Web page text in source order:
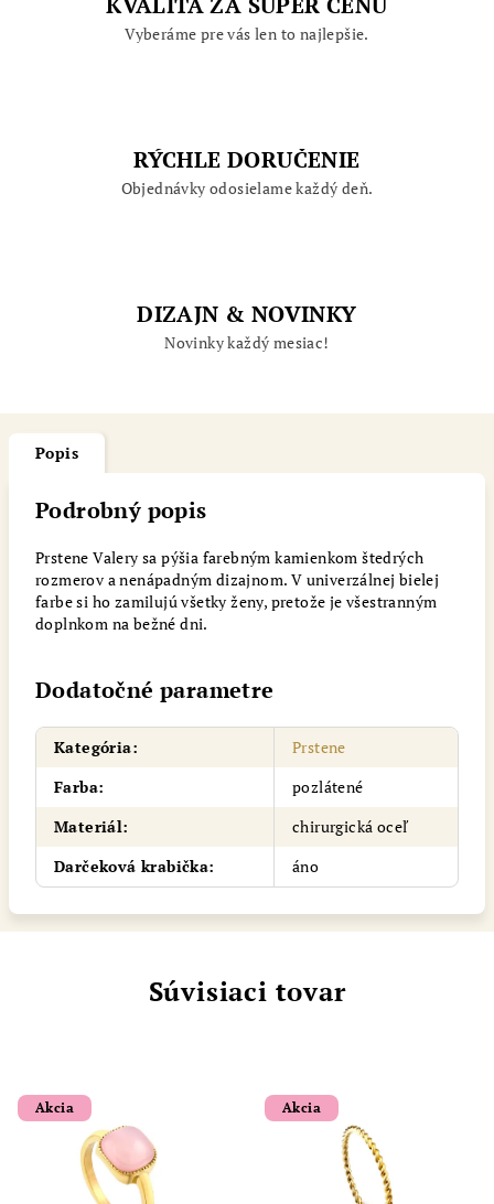
Vyberáme pre vás len to najlepšie.
RÝCHLE DORUČENIE
Objednávky odosielame každý deň.
DIZAJN & NOVINKY
Novinky každý mesiac!
Popis
Podrobný popis
Prstene Valery sa pýšia farebným kamienkom štedrých
rozmerov a nenápadným dizajnom. V univerzálnej bielej
farbe si ho zamilujú všetky ženy, pretože je všestranným
doplnkom na bežné dni.
Dodatočné parametre
Kategória:
Prstene
Farba:
pozlátené
Materiál:
chirurgická oceľ
Darčeková krabička: áno
Súvisiaci tovar
Akcia Akcia